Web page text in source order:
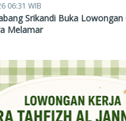
06:31 WIB
Srikandi Buka
Melamar